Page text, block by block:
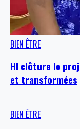
BIEN ÊTRE
HI clôture le
et transformées
BIEN ÊTRE